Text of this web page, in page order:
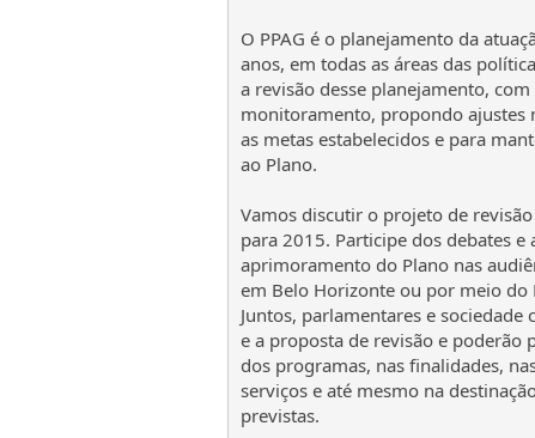
O PPAG é o planejamento da
anos, em todas as áreas das
a revisão desse planejamento,
monitoramento, propondo ajustes
as metas estabelecidos e para
ao Plano.
Vamos discutir o projeto de
para 2015. Participe dos debates e
aprimoramento do Plano nas
em Belo Horizonte ou por meio
Juntos, parlamentares e sociedade
e a proposta de revisão e poderão
dos programas, nas finalidades,
serviços e até mesmo na
previstas.